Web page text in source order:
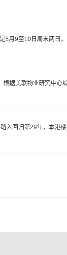
5月9至10日周末两日
根据美联物业研究中心
入回归第29年，本港